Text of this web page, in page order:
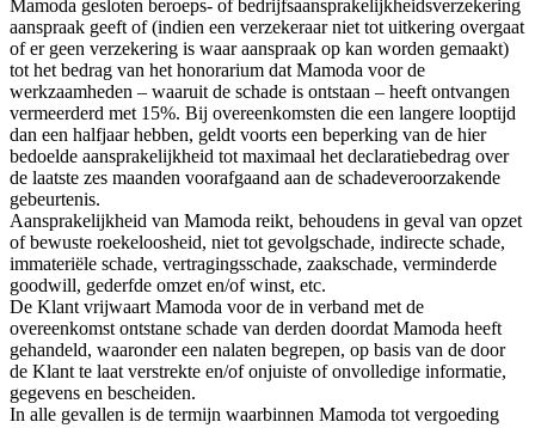
Mamoda gesloten beroeps- of bedrijfsaansprakelijkheidsverzekering
aanspraak geeft of (indien een verzekeraar niet tot uitkering overgaat
of er geen verzekering is waar aanspraak op kan worden gemaakt)
tot het bedrag van het honorarium dat Mamoda voor de
werkzaamheden – waaruit de schade is ontstaan – heeft ontvangen
vermeerderd met 15%. Bij overeenkomsten die een langere looptijd
dan een halfjaar hebben, geldt voorts een beperking van de hier
bedoelde aansprakelijkheid tot maximaal het declaratiebedrag over
de laatste zes maanden voorafgaand aan de schadeveroorzakende
gebeurtenis.
Aansprakelijkheid van Mamoda reikt, behoudens in geval van opzet
of bewuste roekeloosheid, niet tot gevolgschade, indirecte schade,
immateriële schade, vertragingsschade, zaakschade, verminderde
goodwill, gederfde omzet en/of winst, etc.
De Klant vrijwaart Mamoda voor de in verband met de
overeenkomst ontstane schade van derden doordat Mamoda heeft
gehandeld, waaronder een nalaten begrepen, op basis van de door
de Klant te laat verstrekte en/of onjuiste of onvolledige informatie,
gegevens en bescheiden.
In alle gevallen is de termijn waarbinnen Mamoda tot vergoeding